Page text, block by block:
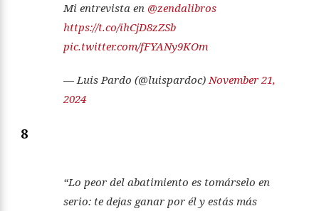
Mi entrevista en @zendalibros
https://t.co/ihCjD8zZSb
pic.twitter.com/fFYANy9KOm
— Luis Pardo (@luispardoc)November 21,
2024
8
“Lo peor del abatimiento es tomárselo en
serio: te dejas ganar por él y estás más